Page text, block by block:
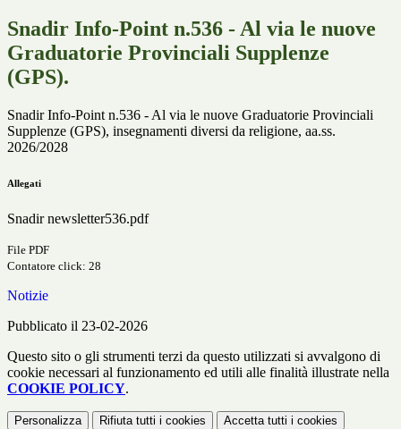
Snadir Info-Point n.536 - Al via le nuove
Graduatorie Provinciali Supplenze
(GPS).
Snadir Info-Point n.536 - Al via le nuove Graduatorie Provinciali
Supplenze (GPS), insegnamenti diversi da religione, aa.ss.
2026/2028
Allegati
Snadir newsletter536.pdf
File PDF
Contatore click: 28
Notizie
Pubblicato il 23-02-2026
Questo sito o gli strumenti terzi da questo utilizzati si avvalgono di
cookie necessari al funzionamento ed utili alle finalità illustrate nella
COOKIE POLICY.
Personalizza Rifiuta tutti i cookies Accetta tutti i cookies